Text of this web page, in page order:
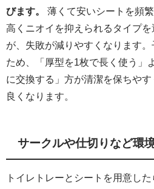
びます。
薄くて安いシートを頻
高くニオイを抑えられるタイプ
が、失敗が減りやすくなります
ため、「厚型を1枚で長く使う」
に交換する」方が清潔を保ちや
良くなります。
サークルや仕切りなど環
トイレトレーとシートを用意し